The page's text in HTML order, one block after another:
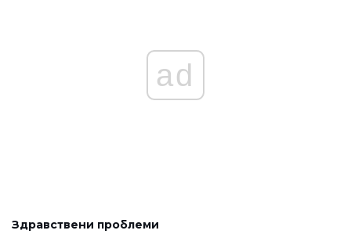
ad
Здравствени проблеми